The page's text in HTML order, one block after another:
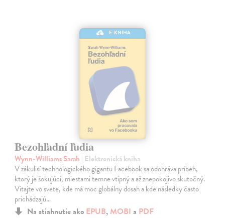
E-KNIHA
Bezohľadní ľudia
Wynn-Williams Sarah | Elektronická kniha
V zákulisí technologického gigantu Facebook sa odohráva príbeh,
ktorý je šokujúci, miestami temne vtipný a až znepokojivo skutočný.
Vitajte vo svete, kde má moc globálny dosah a kde následky často
prichádzajú…
Na stiahnutie ako EPUB, MOBI a PDF